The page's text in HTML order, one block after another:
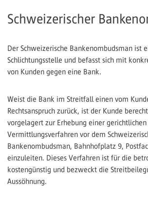
Schweizerischer
Der Schweizerische Bankenombudsman ist
Schlichtungsstelle und befasst sich mit
von Kunden gegen eine Bank.
Weist die Bank im Streitfall einen vom
Rechtsanspruch zurück, ist der Kunde
vorgelagert zur Erhebung einer gerichtlichen
Vermittlungsverfahren vor dem
Bankenombudsman, Bahnhofplatz 9,
einzuleiten. Dieses Verfahren ist für die
kostengünstig und bezweckt die
Aussöhnung.